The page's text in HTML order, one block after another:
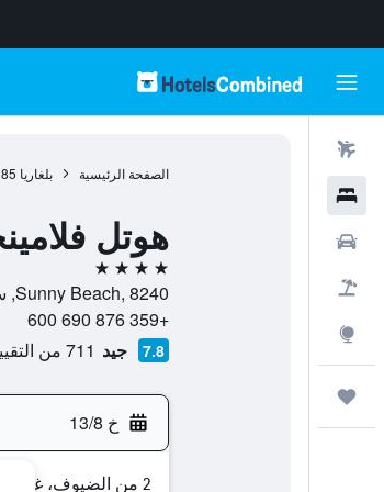
الصفحة الرئيسية بلغاريا
هوتل
4 نجوم
Sunny Beach, 8240, سوني بيتش, مقاطعة بورغاس, بلغاريا
+359 876 690 600
7.8 جيد 711 من التقييمات تم التحقق منها
خ 13/8
2 من الضيوف، غرفة واحدة